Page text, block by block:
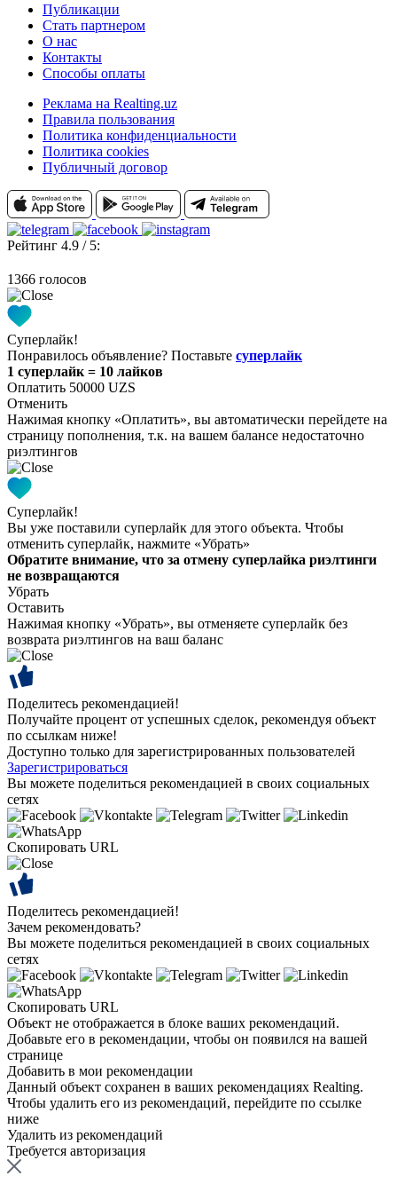
Публикации
Стать партнером
О нас
Контакты
Способы оплаты
Реклама на Realting.uz
Правила пользования
Политика конфиденциальности
Политика cookies
Публичный договор
Рейтинг 4.9 / 5:
1366 голосов
Суперлайк!
Понравилось объявление? Поставьте суперлайк
1 суперлайк = 10 лайков
Оплатить 50000 UZS
Отменить
Нажимая кнопку «Оплатить», вы автоматически перейдете на
страницу пополнения, т.к. на вашем балансе недостаточно
риэлтингов
Суперлайк!
Вы уже поставили суперлайк для этого объекта. Чтобы
отменить суперлайк, нажмите «Убрать»
Обратите внимание, что за отмену суперлайка риэлтинги
не возвращаются
Убрать
Оставить
Нажимая кнопку «Убрать», вы отменяете суперлайк без
возврата риэлтингов на ваш баланс
Поделитесь рекомендацией!
Получайте процент от успешных сделок, рекомендуя объект
по ссылкам ниже!
Доступно только для зарегистрированных пользователей
Зарегистрироваться
Вы можете поделиться рекомендацией в своих социальных
сетях
Скопировать URL
Поделитесь рекомендацией!
Зачем рекомендовать?
Вы можете поделиться рекомендацией в своих социальных
сетях
Скопировать URL
Объект не отображается в блоке ваших рекомендаций.
Добавьте его в рекомендации, чтобы он появился на вашей
странице
Добавить в мои рекомендации
Данный объект сохранен в ваших рекомендациях Realting.
Чтобы удалить его из рекомендаций, перейдите по ссылке
ниже
Удалить из рекомендаций
Требуется авторизация